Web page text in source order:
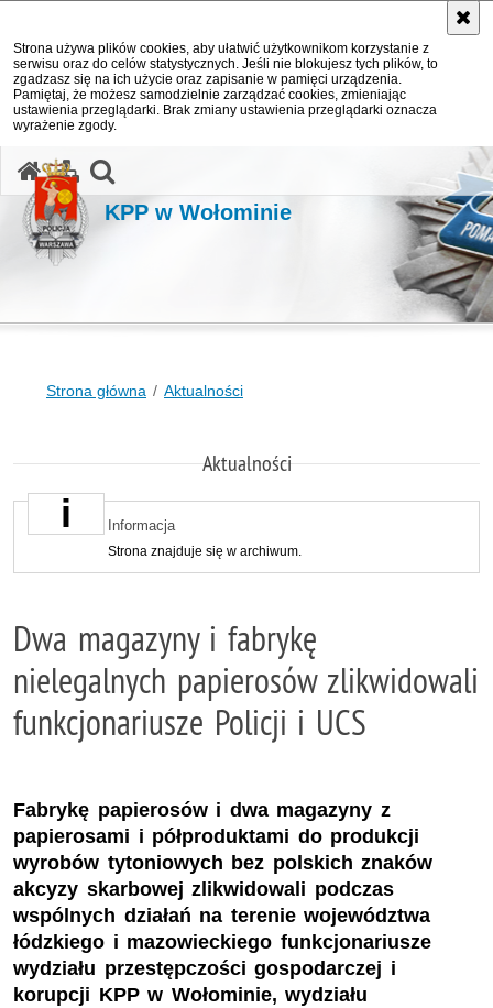
Strona używa plików cookies, aby ułatwić użytkownikom korzystanie z
serwisu oraz do celów statystycznych. Jeśli nie blokujesz tych plików, to
zgadzasz się na ich użycie oraz zapisanie w pamięci urządzenia.
Pamiętaj, że możesz samodzielnie zarządzać cookies, zmieniając
ustawienia przeglądarki. Brak zmiany ustawienia przeglądarki oznacza
wyrażenie zgody.
KPP w Wołominie
Strona główna Aktualności
Aktualności
Informacja
Strona znajduje się w archiwum.
Dwa magazyny i fabrykę
nielegalnych papierosów zlikwidowali
funkcjonariusze Policji i UCS
Fabrykę papierosów i dwa magazyny z
papierosami i półproduktami do produkcji
wyrobów tytoniowych bez polskich znaków
akcyzy skarbowej zlikwidowali podczas
wspólnych działań na terenie województwa
łódzkiego i mazowieckiego funkcjonariusze
wydziału przestępczości gospodarczej i
korupcji KPP w Wołominie, wydziału